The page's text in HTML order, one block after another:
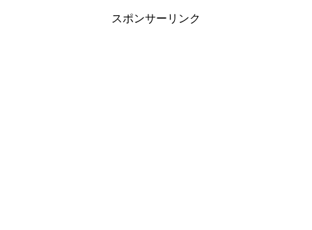
スポンサーリンク